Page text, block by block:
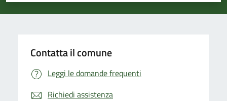
Contatta il comune
Leggi le domande frequenti
Richiedi assistenza